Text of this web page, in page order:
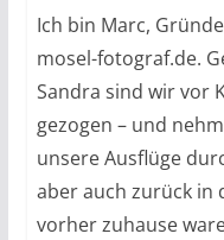
Ich bin Marc,
mosel-fotograf.de.
Sandra sind wir vor
gezogen – und
unsere Ausflüge
aber auch zurück in
vorher zuhause